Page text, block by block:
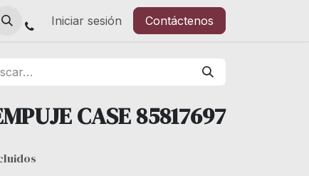
Iniciar sesión Contáctenos
CASE 85817697